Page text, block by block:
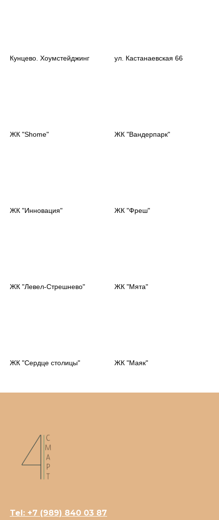
Кунцево. Хоумстейджинг ул. Кастанаевская 66
ЖК "Shome" ЖК "Вандерпарк"
ЖК "Инновация" ЖК "Фреш"
ЖК "Левел-Стрешнево" ЖК "Мята"
ЖК "Сердце столицы" ЖК "Маяк"
Tel: +7 (989) 840 03 87